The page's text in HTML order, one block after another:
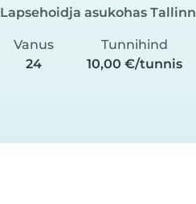
Lapsehoidja asukohas Tallinn
Vanus
24
Tunnihind
10,00 €/tunnis